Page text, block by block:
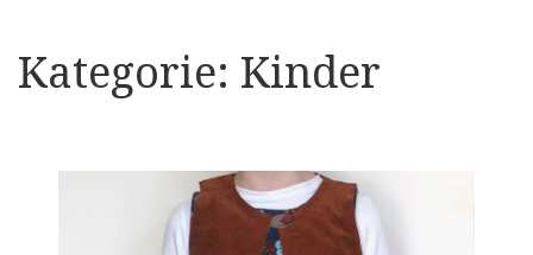
Kategorie: Kinder